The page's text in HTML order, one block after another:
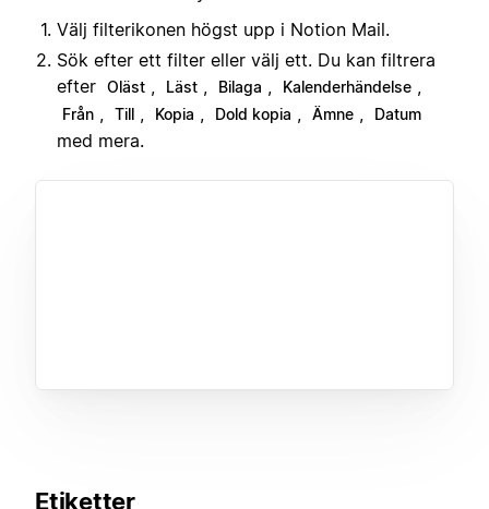
Välj filterikonen högst upp i Notion Mail.
Sök efter ett filter eller välj ett. Du kan filtrera
efter Oläst , Läst , Bilaga , Kalenderhändelse ,
Från , Till , Kopia , Dold kopia , Ämne , Datum
med mera.
Etiketter